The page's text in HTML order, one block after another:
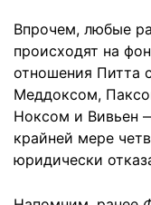
Впрочем, любые
происходят на
отношения
Меддоксом,
Ноксом и Вивьен
крайней мере
юридически